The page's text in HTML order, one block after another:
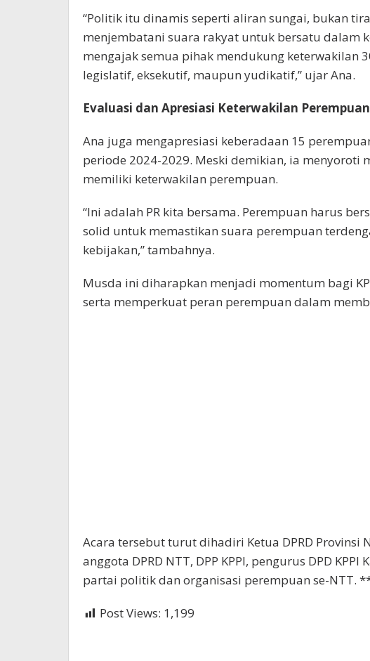
“Politik itu dinamis seperti aliran sungai, bukan
menjembatani suara rakyat untuk bersatu dalam
mengajak semua pihak mendukung keterwakilan
legislatif, eksekutif, maupun yudikatif,” ujar Ana.
Evaluasi dan Apresiasi Keterwakilan Perempuan
Ana juga mengapresiasi keberadaan 15
periode 2024-2029. Meski demikian, ia menyoroti
memiliki keterwakilan perempuan.
“Ini adalah PR kita bersama. Perempuan harus
solid untuk memastikan suara perempuan
kebijakan,” tambahnya.
Musda ini diharapkan menjadi momentum bagi
serta memperkuat peran perempuan dalam
Acara tersebut turut dihadiri Ketua DPRD Provinsi
anggota DPRD NTT, DPP KPPI, pengurus DPD
partai politik dan organisasi perempuan se-NTT.
Post Views: 1,199